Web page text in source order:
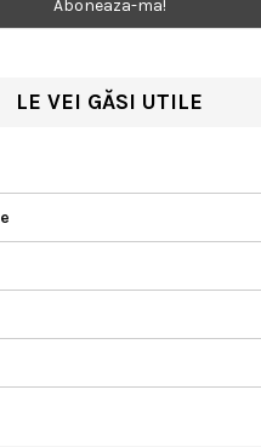
LE VEI GĂSI UTILE